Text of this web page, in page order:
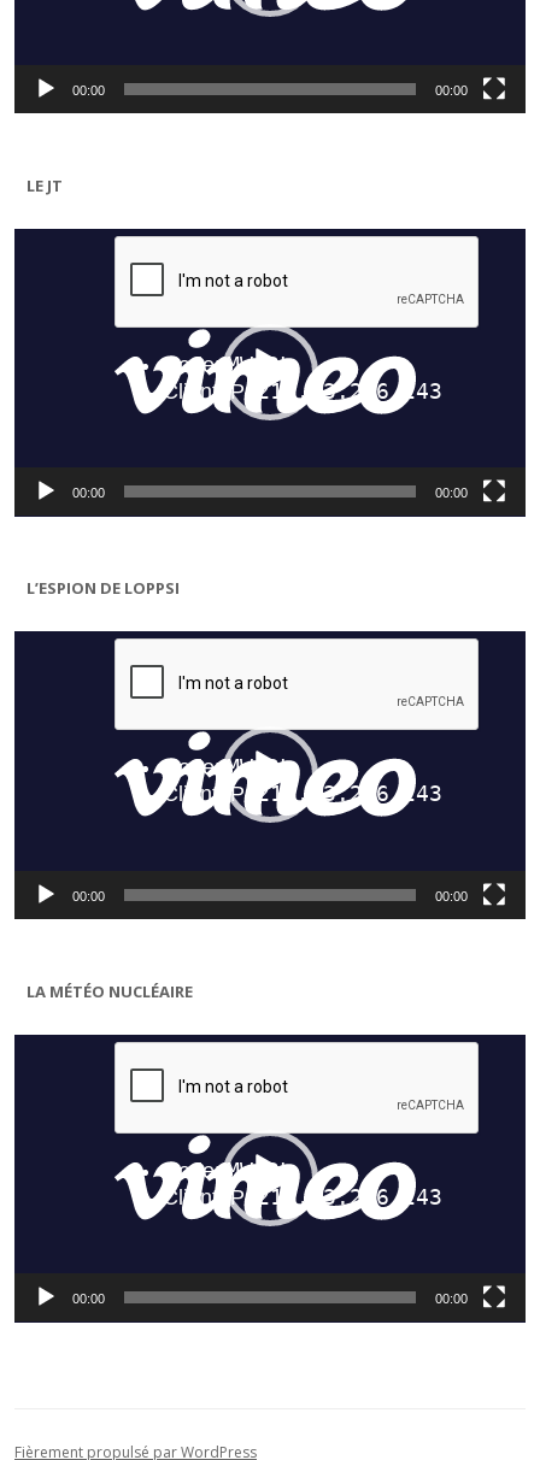
00:00 00:00
LE JT
Lecteur
00:00 00:00
L’ESPION DE LOPPSI
Lecteur
00:00 00:00
LA MÉTÉO NUCLÉAIRE
Lecteur
00:00 00:00
Fièrement propulsé par WordPress